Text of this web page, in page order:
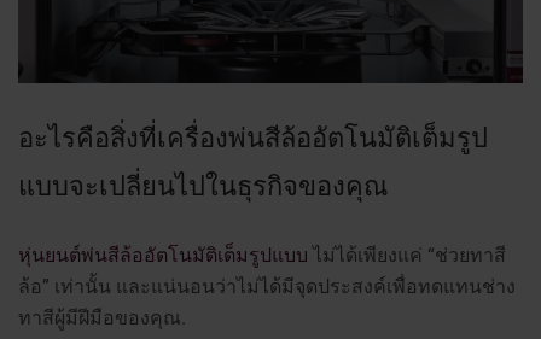
อะไรคือสิ่งที่เครื่องพ่นสีล้ออัตโนมัติเต็มรูป
แบบจะเปลี่ยนไปในธุรกิจของคุณ
หุ่นยนต์พ่นสีล้ออัตโนมัติเต็มรูปแบบ ไม่ได้เพียงแค่ “ช่วยทาสี
ล้อ” เท่านั้น และแน่นอนว่าไม่ได้มีจุดประสงค์เพื่อทดแทนช่าง
ทาสีผู้มีฝีมือของคุณ.